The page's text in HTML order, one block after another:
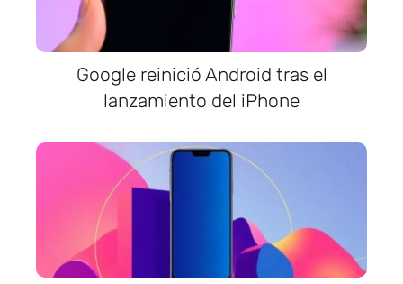
Google reinició Android tras el
lanzamiento del iPhone